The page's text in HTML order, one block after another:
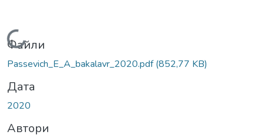
Вантажиться...
Файли
Passevich_E_A_bakalavr_2020.pdf(852,77 KB)
Дата
2020
Автори